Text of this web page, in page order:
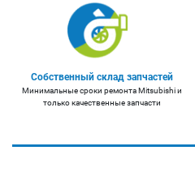
Собственный склад запчастей
Минимальные сроки ремонта Mitsubishi и
только качественные запчасти